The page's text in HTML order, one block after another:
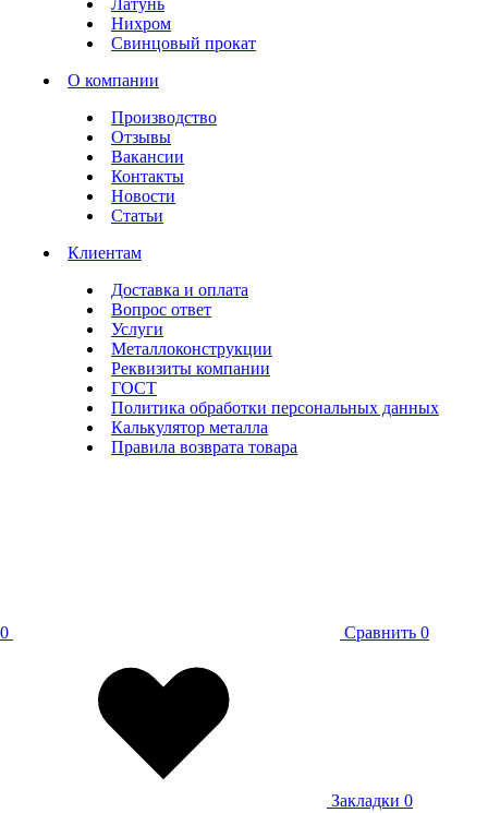
Латунь
Нихром
Свинцовый прокат
О компании
Производство
Отзывы
Вакансии
Контакты
Новости
Статьи
Клиентам
Доставка и оплата
Вопрос ответ
Услуги
Металлоконструкции
Реквизиты компании
ГОСТ
Политика обработки персональных данных
Калькулятор металла
Правила возврата товара
0 Сравнить 0
Закладки 0